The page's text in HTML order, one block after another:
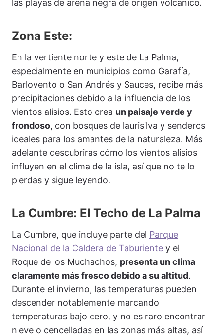
las playas de arena negra de origen volcánico.
Zona Este:
En la vertiente norte y este de La Palma,
especialmente en municipios como Garafía,
Barlovento o San Andrés y Sauces, recibe más
precipitaciones debido a la influencia de los
vientos alisios. Esto crea un paisaje verde y
frondoso, con bosques de laurisilva y senderos
ideales para los amantes de la naturaleza. Más
adelante descubrirás cómo los vientos alisios
influyen en el clima de la isla, así que no te lo
pierdas y sigue leyendo.
La Cumbre: El Techo de La Palma
La Cumbre, que incluye parte del Parque
Nacional de la Caldera de Taburiente y el
Roque de los Muchachos, presenta un clima
claramente más fresco debido a su altitud.
Durante el invierno, las temperaturas pueden
descender notablemente marcando
temperaturas bajo cero, y no es raro encontrar
nieve o cencelladas en las zonas más altas, así